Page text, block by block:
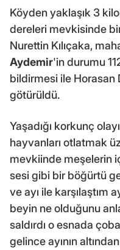
Köyden yaklaşık 3
dereleri mevkisinde bir
Nurettin Kılıçaka,
Aydemir'in durumu
bildirmesi ile Horasan
götürüldü.
Yaşadığı korkunç
hayvanları otlatmak
mevkiinde meşelerin
sesi gibi bir böğürtü
ve ayı ile karşılaştım
beyin ne olduğunu
saldırdı o esnada
gelince ayının